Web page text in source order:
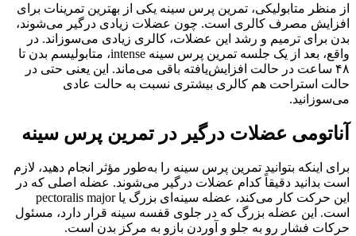
از منظر متابولیکی، تمرین پرس سینه یکی از بهترین تمرینات برای
افزایش مصرف کالری است. چون عضلات زیادی درگیر می‌شوند،
بدن برای ترمیم و رشد این عضلات، کالری زیادی می‌سوزاند. در
واقع، بعد از یک جلسه تمرین پرس سینه intense، متابولیسم بدن تا
۴۸ ساعت در حالت افزایش‌یافته باقی می‌ماند. این یعنی حتی در
حالت استراحت هم کالری بیشتری نسبت به حالت عادی
می‌سوزانید.
آناتومی عضلات درگیر در تمرین پرس سینه
برای اینکه بتوانید تمرین پرس سینه را به‌طور مؤثر انجام دهید، لازم
است بدانید دقیقاً کدام عضلات درگیر می‌شوند. عضله اصلی که در
این حرکت کار می‌کند، عضله سینه‌ای بزرگ یا pectoralis major
است. این عضله بزرگ که در جلوی قفسه سینه قرار دارد، مسئول
حرکات فشار رو به جلو و آوردن بازو به مرکز بدن است.